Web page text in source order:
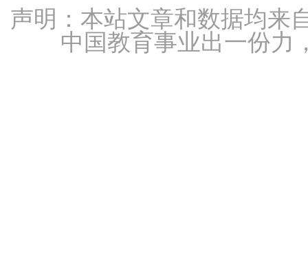
声明：本站文章和数据均来
中国教育事业出一份力